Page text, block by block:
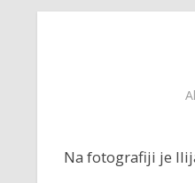
Na fotografiji je